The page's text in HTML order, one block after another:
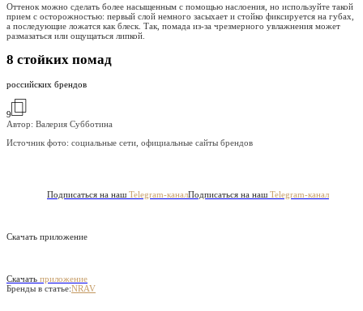
Оттенок можно сделать более насыщенным с помощью наслоения, но используйте такой
прием с осторожностью: первый слой немного засыхает и стойко фиксируется на губах,
а последующие ложатся как блеск. Так, помада из-за чрезмерного увлажнения может
размазаться или ощущаться липкой.
8 стойких помад
российских брендов
9
Автор: Валерия Субботина
Источник фото: социальные сети, официальные сайты брендов
Подписаться на наш Telegram-каналПодписаться на наш Telegram-канал
Скачать приложение
Скачать приложение
Бренды в статье:NRAV